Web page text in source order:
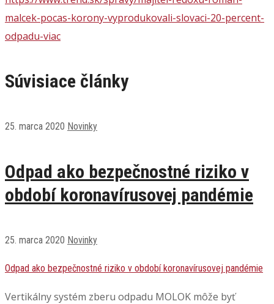
malcek-pocas-korony-vyprodukovali-slovaci-20-percent-
odpadu-viac
Súvisiace články
25. marca 2020 Novinky
Odpad ako bezpečnostné riziko v
období koronavírusovej pandémie
25. marca 2020 Novinky
Odpad ako bezpečnostné riziko v období koronavírusovej pandémie
Vertikálny systém zberu odpadu MOLOK môže byť